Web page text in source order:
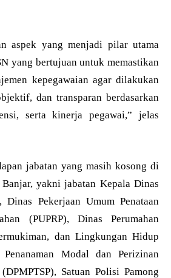
aspek yang menjadi pilar utama
yang bertujuan untuk memastikan
kepegawaian agar dilakukan
dan transparan berdasarkan
serta kinerja pegawai,” jelas
jabatan yang masih kosong di
yakni jabatan Kepala Dinas
Dinas Pekerjaan Umum Penataan
(PUPRP), Dinas Perumahan
dan Lingkungan Hidup
Modal dan Perizinan
Satuan Polisi Pamong